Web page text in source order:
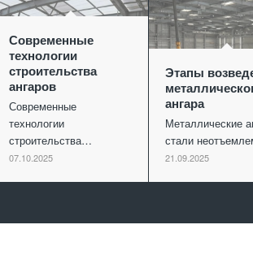
Современные
технологии
строительства
ангаров
Современные
технологии
строительства…
07.10.2025
Этапы
ангара
Металлические
стали
21.09.2025